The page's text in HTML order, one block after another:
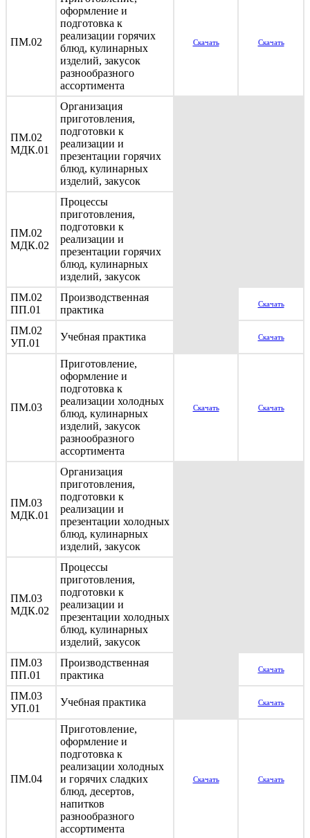
ПМ.02
оформление и
подготовка к
реализации горячих
блюд, кулинарных
изделий, закусок
разнообразного
ассортимента
Скачать Скачать
ПМ.02
МДК.01
Организация
приготовления,
подготовки к
реализации и
презентации горячих
блюд, кулинарных
изделий, закусок
ПМ.02
МДК.02
Процессы
приготовления,
подготовки к
реализации и
презентации горячих
блюд, кулинарных
изделий, закусок
ПМ.02
ПП.01
Производственная
практика
Скачать
ПМ.02
УП.01
Учебная практика Скачать
ПМ.03
Приготовление,
оформление и
подготовка к
реализации холодных
блюд, кулинарных
изделий, закусок
разнообразного
ассортимента
Скачать Скачать
ПМ.03
МДК.01
Организация
приготовления,
подготовки к
реализации и
презентации холодных
блюд, кулинарных
изделий, закусок
ПМ.03
МДК.02
Процессы
приготовления,
подготовки к
реализации и
презентации холодных
блюд, кулинарных
изделий, закусок
ПМ.03
ПП.01
Производственная
практика
Скачать
ПМ.03
УП.01
Учебная практика Скачать
ПМ.04
Приготовление,
оформление и
подготовка к
реализации холодных
и горячих сладких
блюд, десертов,
напитков
разнообразного
ассортимента
Скачать Скачать